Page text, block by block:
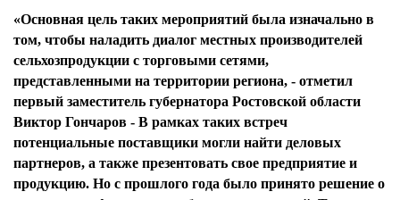
«Основная цель таких мероприятий была изначально в
том, чтобы наладить диалог местных производителей
сельхозпродукции с торговыми сетями,
представленными на территории региона, - отметил
первый заместитель губернатора Ростовской области
Виктор Гончаров - В рамках таких встреч
потенциальные поставщики могли найти деловых
партнеров, а также презентовать свое предприятие и
продукцию. Но с прошлого года было принято решение о